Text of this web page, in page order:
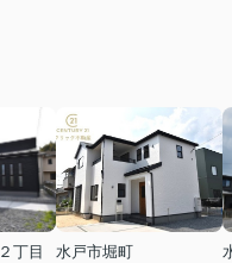
丁目
水戸市堀町